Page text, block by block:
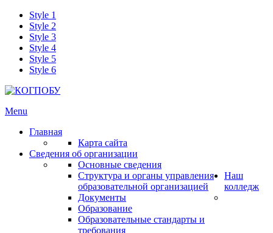
Style 1
Style 2
Style 3
Style 4
Style 5
Style 6
Menu
Главная
Карта сайта
Сведения об организации
Основные сведения
Структура и органы управления
образовательной организацией
Документы
Образование
Образовательные стандарты и
требования
Наш
колледж